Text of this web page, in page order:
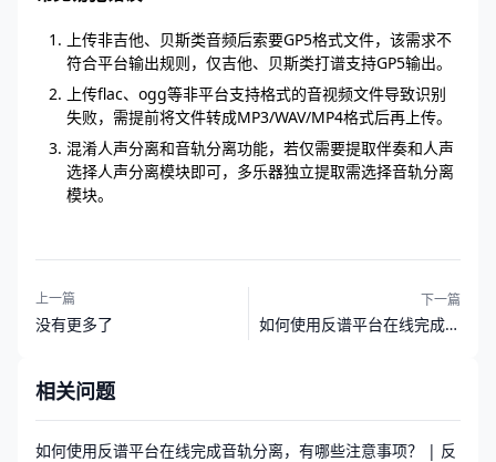
相关问题
如何使用反谱平台在线完成音轨分离，有哪些注意事项？ | 反
上传非吉他、贝斯类音频后索要GP5格式文件，该需求不
符合平台输出规则，仅吉他、贝斯类打谱支持GP5输出。
上传flac、ogg等非平台支持格式的音视频文件导致识别
失败，需提前将文件转成MP3/WAV/MP4格式后再上传。
混淆人声分离和音轨分离功能，若仅需要提取伴奏和人声
选择人声分离模块即可，多乐器独立提取需选择音轨分离
模块。
上一篇
没有更多了
下一篇
如何使用反谱平台在线完成音